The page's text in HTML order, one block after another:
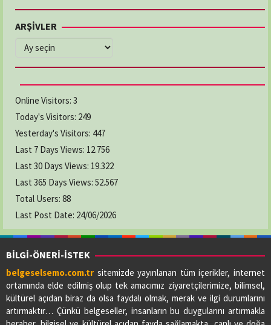
ARŞİVLER
ARŞİVLER
Online Visitors: 3
Today's Visitors: 249
Yesterday's Visitors: 447
Last 7 Days Views: 12.756
Last 30 Days Views: 19.322
Last 365 Days Views: 52.567
Total Users: 88
Last Post Date: 24/06/2026
BİLGİ-ÖNERİ-İSTEK
belgeselsemo.com.tr sitemizde yayınlanan tüm içerikler, internet
ortamında elde edilmiş olup tek amacımız ziyaretçilerimize, bilimsel,
kültürel açıdan biraz da olsa faydalı olmak, merak ve ilgi durumlarını
artırmaktır… Çünkü belgeseller, insanların bu duygularını artırmakla